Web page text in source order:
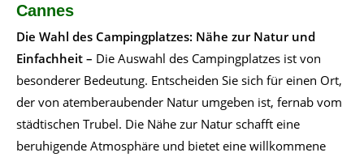
Cannes
Die Wahl des Campingplatzes: Nähe zur Natur und
Einfachheit – Die Auswahl des Campingplatzes ist von
besonderer Bedeutung. Entscheiden Sie sich für einen Ort,
der von atemberaubender Natur umgeben ist, fernab vom
städtischen Trubel. Die Nähe zur Natur schafft eine
beruhigende Atmosphäre und bietet eine willkommene